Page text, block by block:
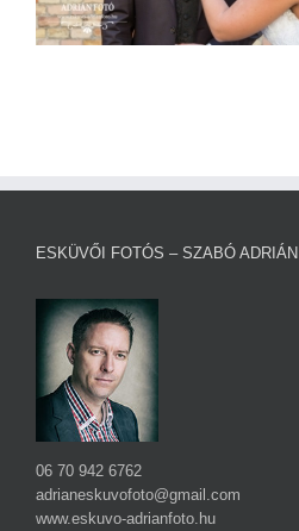
ESKÜVŐI FOTÓS – SZABÓ ADRIÁN
06 70 942 6762
adrianeskuvofoto@gmail.com
www.eskuvo-adrianfoto.hu